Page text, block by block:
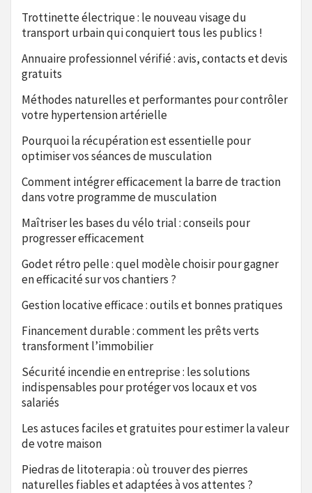
Trottinette électrique : le nouveau visage du
transport urbain qui conquiert tous les publics !
Annuaire professionnel vérifié : avis, contacts et devis
gratuits
Méthodes naturelles et performantes pour contrôler
votre hypertension artérielle
Pourquoi la récupération est essentielle pour
optimiser vos séances de musculation
Comment intégrer efficacement la barre de traction
dans votre programme de musculation
Maîtriser les bases du vélo trial : conseils pour
progresser efficacement
Godet rétro pelle : quel modèle choisir pour gagner
en efficacité sur vos chantiers ?
Gestion locative efficace : outils et bonnes pratiques
Financement durable : comment les prêts verts
transforment l’immobilier
Sécurité incendie en entreprise : les solutions
indispensables pour protéger vos locaux et vos
salariés
Les astuces faciles et gratuites pour estimer la valeur
de votre maison
Piedras de litoterapia : où trouver des pierres
naturelles fiables et adaptées à vos attentes ?